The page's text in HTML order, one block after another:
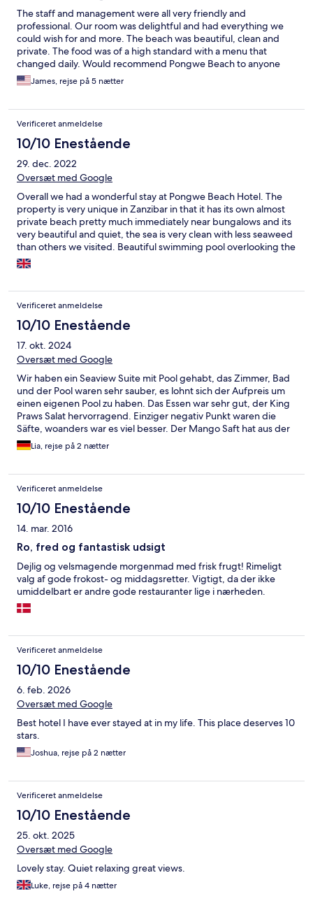
The staff and management were all very friendly and
professional. Our room was delightful and had everything we
could wish for and more. The beach was beautiful, clean and
private. The food was of a high standard with a menu that
changed daily. Would recommend Pongwe Beach to anyone
wishing for a relaxing holiday in the sun.
James, rejse på 5 nætter
Verificeret anmeldelse
10/10 Enestående
29. dec. 2022
Oversæt med Google
Overall we had a wonderful stay at Pongwe Beach Hotel. The
property is very unique in Zanzibar in that it has its own almost
private beach pretty much immediately near bungalows and its
very beautiful and quiet, the sea is very clean with less seaweed
than others we visited. Beautiful swimming pool overlooking the
sea. The resort facilities and bedrooms could be improved in
that the decor feels a little dated in terms of interior design, but
good, the menus are changed daily and offer two options plus
two vegetarian options at lunch, and others at dinner. The
rooms could be improved by offering air conditioning in every
room. Some rooms only offer a fan with a bed-cooling air con
system which we didn’t enjoy.
Verificeret anmeldelse
10/10 Enestående
17. okt. 2024
Oversæt med Google
Wir haben ein Seaview Suite mit Pool gehabt, das Zimmer, Bad
und der Pool waren sehr sauber, es lohnt sich der Aufpreis um
einen eigenen Pool zu haben. Das Essen war sehr gut, der King
Praws Salat hervorragend. Einziger negativ Punkt waren die
Säfte, woanders war es viel besser. Der Mango Saft hat aus der
Packung geschmeckt und nicht frisch gemacht. Der Strand hat
extrem viele Algen, nicht angenehm, daher haben wir die Zeit in
dem Boat zum Pongwe Reef gemacht, sehr wenige Koralle und
die meisten kaputt, man sieht ein paar rote Seestern. Im
allgemeinen ein sehr gutes Hotel, mit guten Essen.
Lia, rejse på 2 nætter
Verificeret anmeldelse
10/10 Enestående
14. mar. 2016
Ro, fred og fantastisk udsigt
Dejlig og velsmagende morgenmad med frisk frugt! Rimeligt
valg af gode frokost- og middagsretter. Vigtigt, da der ikke
umiddelbart er andre gode restauranter lige i nærheden.
Verificeret anmeldelse
10/10 Enestående
6. feb. 2026
Oversæt med Google
Best hotel I have ever stayed at in my life. This place deserves 10
stars.
Joshua, rejse på 2 nætter
Verificeret anmeldelse
10/10 Enestående
25. okt. 2025
Oversæt med Google
Lovely stay. Quiet relaxing great views.
Luke, rejse på 4 nætter